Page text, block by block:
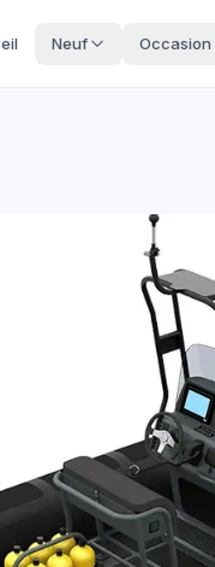
Neuf Occasion